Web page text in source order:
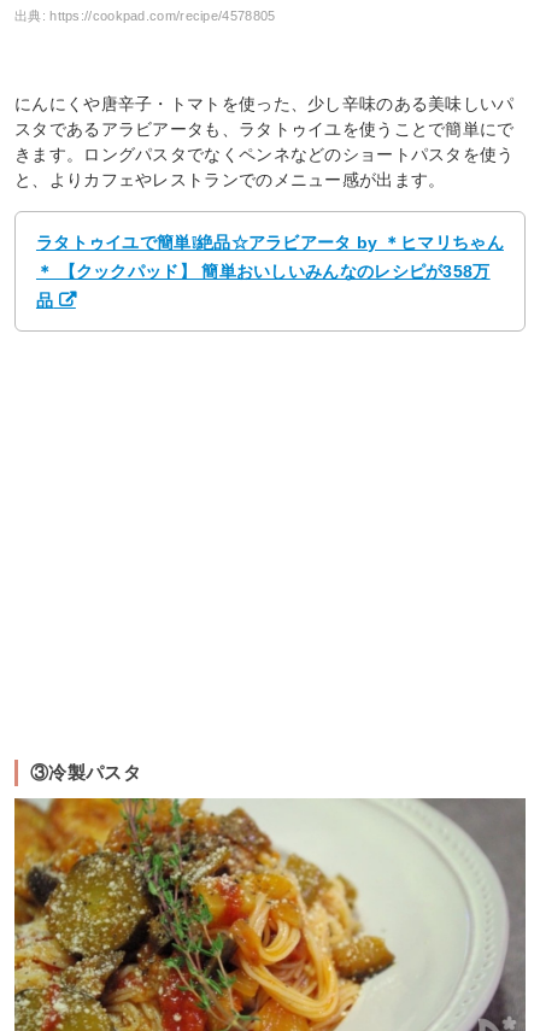
出典:https://cookpad.com/recipe/4578805
にんにくや唐辛子・トマトを使った、少し辛味のある美味しいパ
スタであるアラビアータも、ラタトゥイユを使うことで簡単にで
きます。ロングパスタでなくペンネなどのショートパスタを使う
と、よりカフェやレストランでのメニュー感が出ます。
ラタトゥイユで簡単❕絶品☆アラビアータ by ＊ヒマリちゃん
＊ 【クックパッド】 簡単おいしいみんなのレシピが358万
品
③冷製パスタ